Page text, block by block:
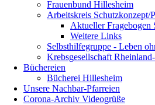
Frauenbund Hillesheim
Arbeitskreis Schutzkonzept/
Aktueller Fragebogen
Weitere Links
Selbsthilfegruppe - Leben
Krebsgesellschaft
Büchereien
Bücherei Hillesheim
Unsere Nachbar-Pfarreien
Corona-Archiv Videogrüße